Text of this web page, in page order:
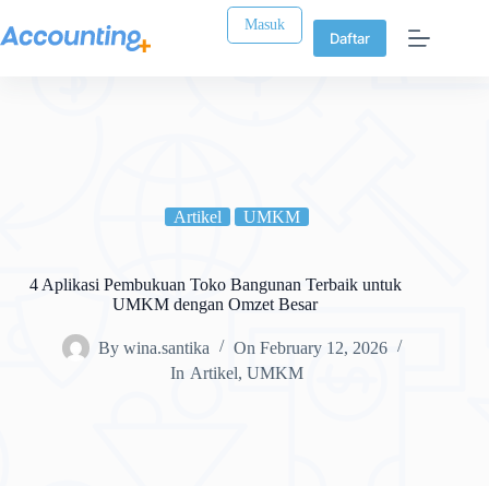
Masuk
Daftar
Artikel UMKM
4 Aplikasi Pembukuan Toko Bangunan Terbaik untuk
UMKM dengan Omzet Besar
By wina.santika On February 12, 2026
In Artikel, UMKM